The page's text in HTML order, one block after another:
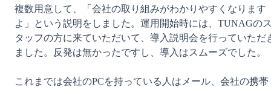
複数用意して、「会社の取り組みがわかりやすくなります
よ」という説明をしました。運用開始時には、TUNAGの
タッフの方に来ていただいて、導入説明会を行っていただ
ました。反発は無かったですし、導入はスムーズでした。
これまでは会社のPCを持っている人はメール、会社の携帯